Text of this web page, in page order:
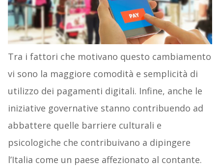
Tra i fattori che motivano questo cambiamento
vi sono la maggiore comodità e semplicità di
utilizzo dei pagamenti digitali. Infine, anche le
iniziative governative stanno contribuendo ad
abbattere quelle barriere culturali e
psicologiche che contribuivano a dipingere
l’Italia come un paese affezionato al contante.